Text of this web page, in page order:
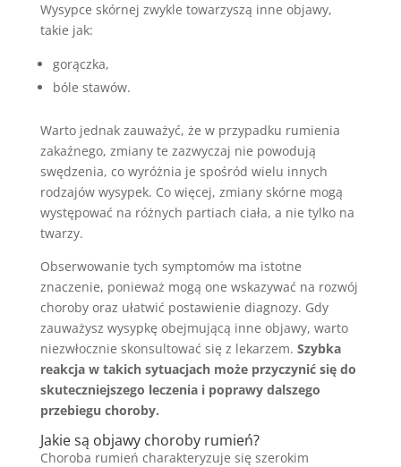
Wysypce skórnej zwykle towarzyszą inne objawy,
takie jak:
gorączka,
bóle stawów.
Warto jednak zauważyć, że w przypadku rumienia
zakaźnego, zmiany te zazwyczaj nie powodują
swędzenia, co wyróżnia je spośród wielu innych
rodzajów wysypek. Co więcej, zmiany skórne mogą
występować na różnych partiach ciała, a nie tylko na
twarzy.
Obserwowanie tych symptomów ma istotne
znaczenie, ponieważ mogą one wskazywać na rozwój
choroby oraz ułatwić postawienie diagnozy. Gdy
zauważysz wysypkę obejmującą inne objawy, warto
niezwłocznie skonsultować się z lekarzem. Szybka
reakcja w takich sytuacjach może przyczynić się do
skuteczniejszego leczenia i poprawy dalszego
przebiegu choroby.
Jakie są objawy choroby rumień?
Choroba rumień charakteryzuje się szerokim